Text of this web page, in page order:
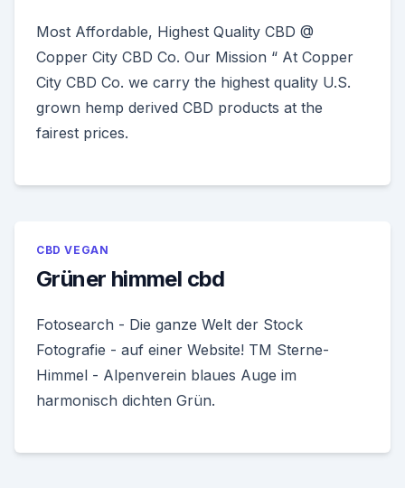
Most Affordable, Highest Quality CBD @
Copper City CBD Co. Our Mission “ At Copper
City CBD Co. we carry the highest quality U.S.
grown hemp derived CBD products at the
fairest prices.
CBD VEGAN
Grüner himmel cbd
Fotosearch - Die ganze Welt der Stock
Fotografie - auf einer Website! TM Sterne­
Himmel - Alpenverein blaues Auge im
harmonisch dichten Grün.